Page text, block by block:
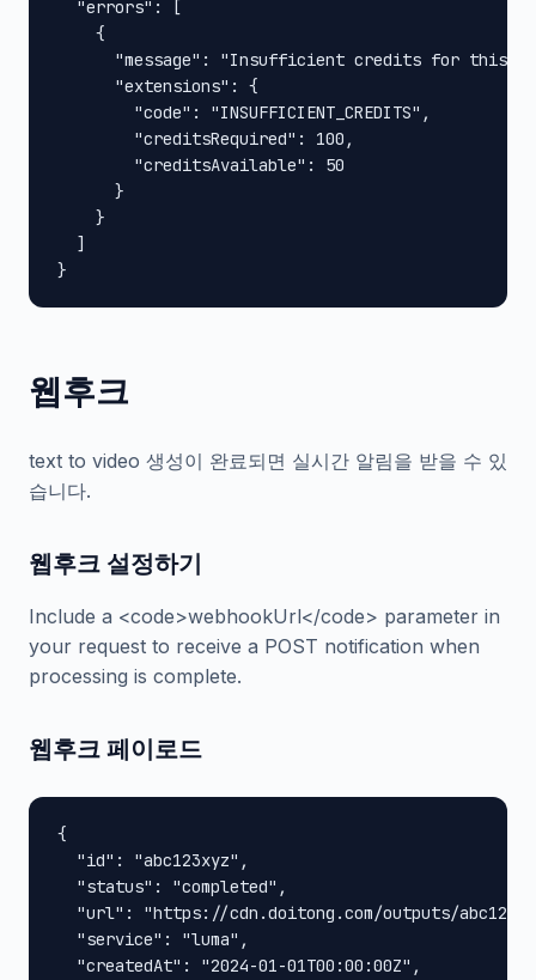
  "errors": [
    {
"message": "Insufficient credits for this
      "extensions": {
        "code": "INSUFFICIENT_CREDITS",
        "creditsRequired": 100,
        "creditsAvailable": 50
      }
    }
  ]
}
웹후크
text to video 생성이 완료되면 실시간 알림을 받을 수 있
습니다.
웹후크 설정하기
Include a <code>webhookUrl</code> parameter in
your request to receive a POST notification when
processing is complete.
웹후크 페이로드
{
  "id": "abc123xyz",
  "status": "completed",
"url": "https://cdn.doitong.com/outputs/
  "service": "luma",
  "createdAt": "2024-01-01T00:00:00Z",